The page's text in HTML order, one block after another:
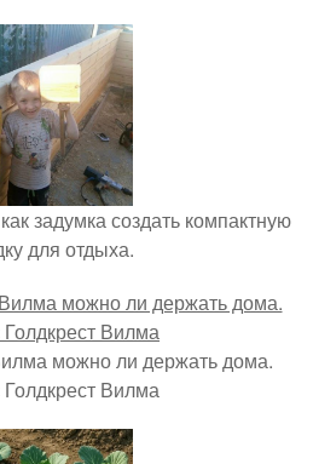
задумка создать компактную
для отдыха.
можно ли держать дома.
Вилма